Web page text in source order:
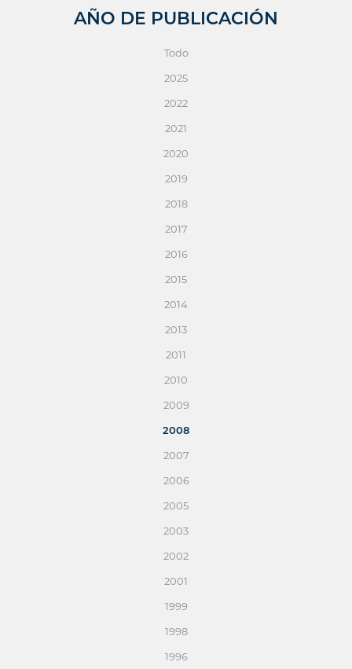
AÑO DE PUBLICACIÓN
Todo
2025
2022
2021
2020
2019
2018
2017
2016
2015
2014
2013
2011
2010
2009
2008
2007
2006
2005
2003
2002
2001
1999
1998
1996